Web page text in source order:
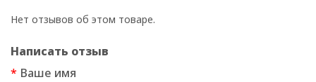
Нет отзывов об этом товаре.
Написать отзыв
Ваше имя